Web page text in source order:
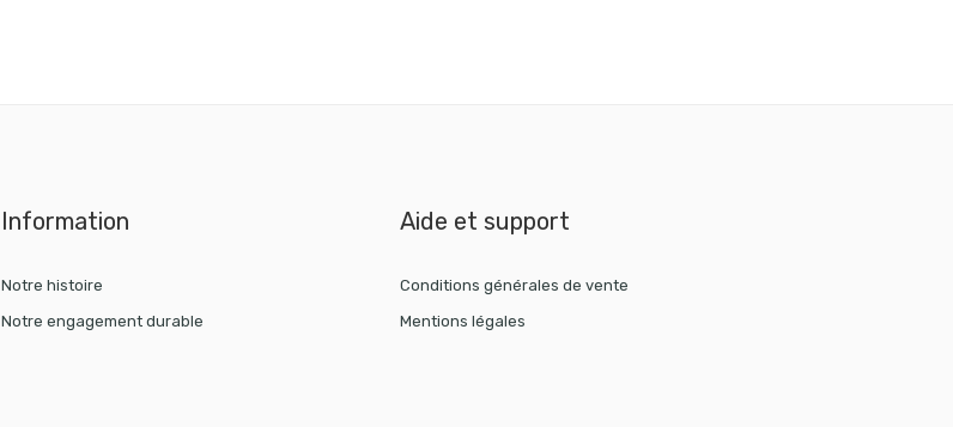
Information
Notre histoire
Notre engagement durable
Aide et support
Conditions générales de vente
Mentions légales